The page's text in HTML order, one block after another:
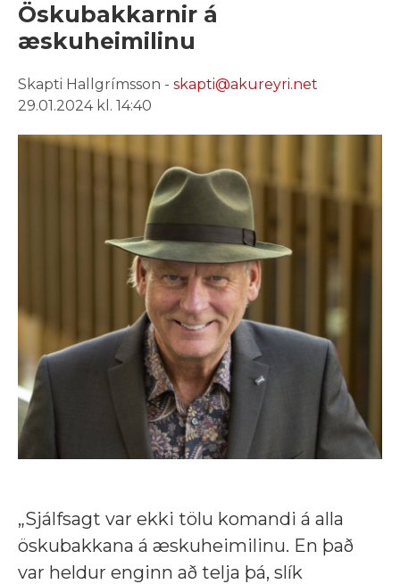
Öskubakkarnir á
æskuheimilinu
Skapti Hallgrímsson - skapti@akureyri.net
29.01.2024 kl. 14:40
„Sjálfsagt var ekki tölu komandi á alla
öskubakkana á æskuheimilinu. En það
var heldur enginn að telja þá, slík